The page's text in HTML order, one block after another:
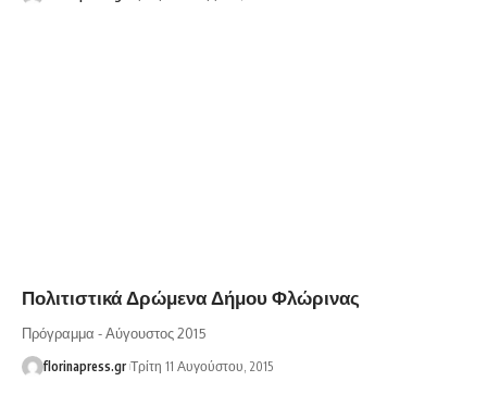
Πολιτιστικά Δρώμενα Δήμου Φλώρινας
Πρόγραμμα - Αύγουστος 2015
florinapress.gr Τρίτη 11 Αυγούστου, 2015